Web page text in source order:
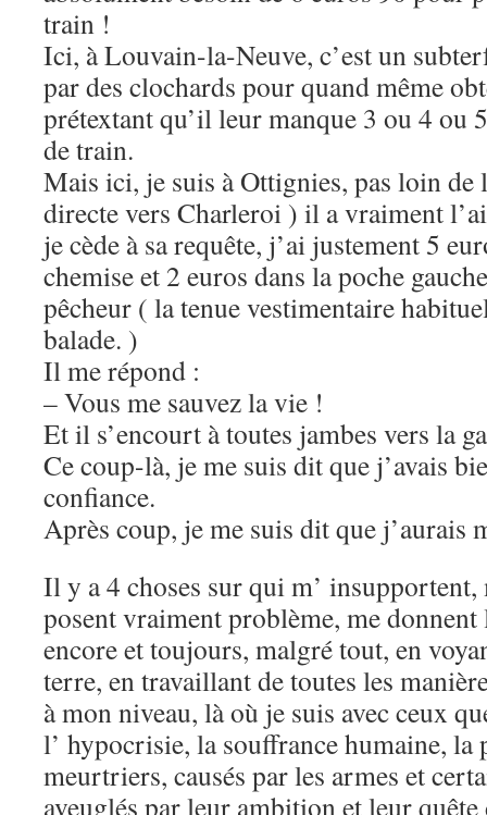
train !
Ici, à Louvain-la-Neuve, c’est un
par des clochards pour quand même
prétextant qu’il leur manque 3 ou 4 ou
de train.
Mais ici, je suis à Ottignies, pas loin de
directe vers Charleroi ) il a vraiment
je cède à sa requête, j’ai justement 5
chemise et 2 euros dans la poche
pêcheur ( la tenue vestimentaire
balade. )
Il me répond :
– Vous me sauvez la vie !
Et il s’encourt à toutes jambes vers la
Ce coup-là, je me suis dit que j’avais
confiance.
Après coup, je me suis dit que j’aurais
Il y a 4 choses sur qui m’ insupportent,
posent vraiment problème, me donnent
encore et toujours, malgré tout, en
terre, en travaillant de toutes les
à mon niveau, là où je suis avec ceux
l’ hypocrisie, la souffrance humaine, la
meurtriers, causés par les armes et
aveuglés par leur ambition et leur